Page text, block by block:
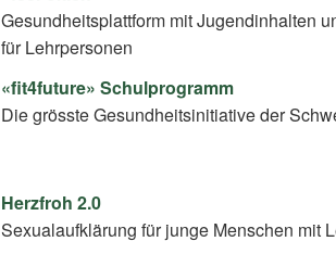
Gesundheitsplattform mit Jugendinhalten
für Lehrpersonen
«fit4future» Schulprogramm
Die grösste Gesundheitsinitiative der
Herzfroh 2.0
Sexualaufklärung für junge Menschen mit